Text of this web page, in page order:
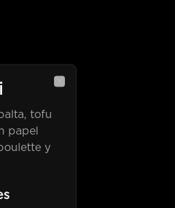
tofu
papel
y